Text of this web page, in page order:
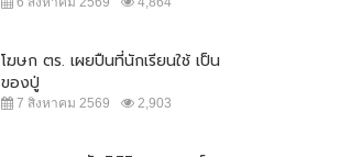
โฆษก ตร. เผยปืนที่นักเรียนใช้ เป็น
ของปู่
7 สิงหาคม 2569 2,903